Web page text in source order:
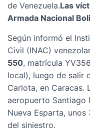
de Venezuela.Las
Armada Nacional
Según informó el
Civil (INAC)
550, matrícula
local), luego de salir
Carlota, en Caracas.
aeropuerto Santiago
Nueva Esparta,
del siniestro.